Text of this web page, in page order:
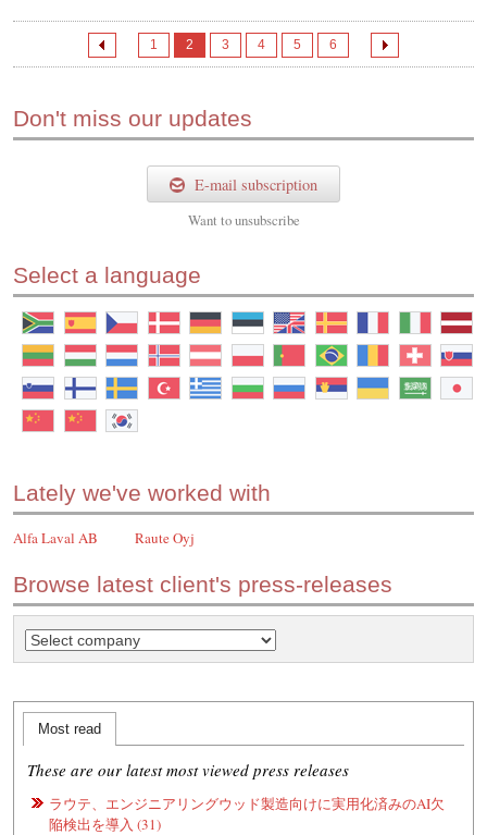
1 2 3 4 5 6
Don't miss our updates
E-mail subscription
Want tounsubscribe
Select a language
Lately we've worked with
Alfa Laval AB Raute Oyj
Browse latest client's press-releases
Most read
These are our latest most viewed press releases
ラウテ、エンジニアリングウッド製造向けに実用化済みのAI欠
陥検出を導入 (31)